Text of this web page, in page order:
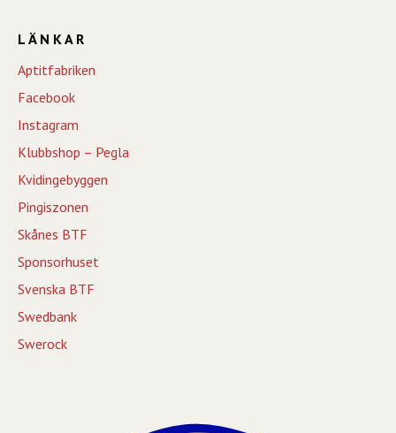
LÄNKAR
Aptitfabriken
Facebook
Instagram
Klubbshop – Pegla
Kvidingebyggen
Pingiszonen
Skånes BTF
Sponsorhuset
Svenska BTF
Swedbank
Swerock